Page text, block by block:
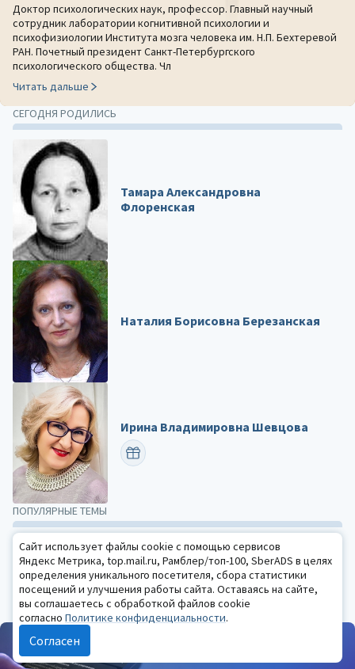
ПОПУЛЯРНЫЕ ТЕМЫ
закон 316 практика
2241
психологическая наука
1758 детская психология
1716
психотерапия
1101 психология образования
1076
Все темы
Доктор психологических наук, профессор. Главный научный
сотрудник лаборатории когнитивной психологии и
психофизиологии Института мозга человека им. Н.П. Бехтеревой
РАН. Почетный президент Санкт-Петербургского
психологического общества. Чл
Читать дальше
СЕГОДНЯ РОДИЛИСЬ
Тамара Александровна
Флоренская
Наталия Борисовна Березанская
Ирина Владимировна Шевцова
ПОЗДРАВИТЬ
Сайт использует файлы cookie с помощью сервисов
Яндекс Метрика, top.mail.ru, Рамблер/топ-100, SberADS в целях
определения уникального посетителя, сбора статистики
посещений и улучшения работы сайта. Оставаясь на сайте,
вы соглашаетесь с обработкой файлов cookie
согласно Политике конфиденциальности.
Согласен